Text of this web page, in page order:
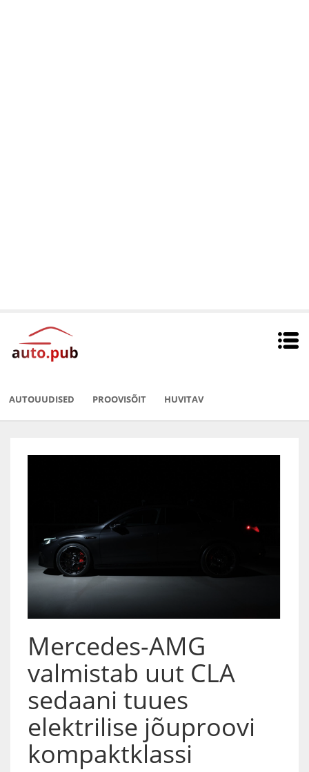
AUTOUUDISED PROOVISÕIT HUVITAV
Mercedes-AMG
valmistab uut CLA
sedaani tuues
elektrilise jõuproovi
kompaktklassi